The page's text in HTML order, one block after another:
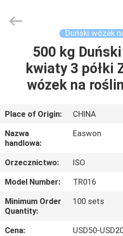
PRODUKTY
O
NAS
WYCIECZKA
PO
FABRYCE
KONTROLA
Export
Duński wózek
500 kg
kwiaty 3 półki
wózek na
Place of Origin:
CHINA
Nazwa
handlowa:
Easwon
Orzecznictwo:
ISO
Model Number:
TR016
Minimum Order
Quantity:
100 sets
Cena:
USD50-